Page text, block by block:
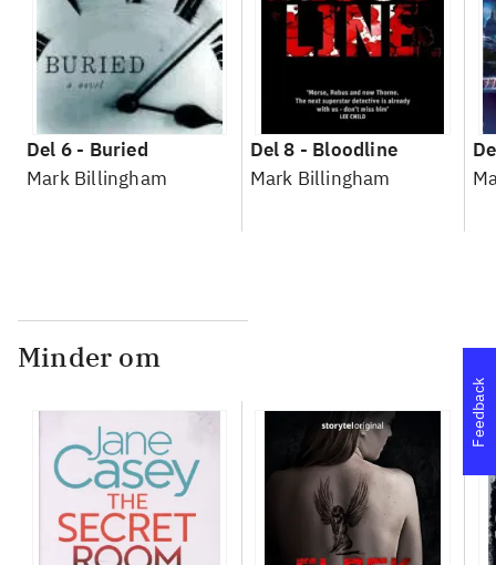
Del 6 - Buried
Mark Billingham
Del 8 - Bloodline
Mark Billingham
Minder om
Feedback